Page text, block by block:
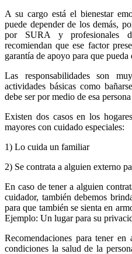
A su cargo está el bienestar
puede depender de los demás,
por SURA y profesionales
recomiendan que ese factor
garantía de apoyo para que
Las responsabilidades son
actividades básicas como
debe ser por medio de esa
Existen dos casos en los
mayores con cuidado especiales:
1) Lo cuida un familiar
2) Se contrata a alguien externo
En caso de tener a alguien
cuidador, también debemos
para que también se sienta en
Ejemplo: Un lugar para su
Recomendaciones para tener
condiciones la salud de la